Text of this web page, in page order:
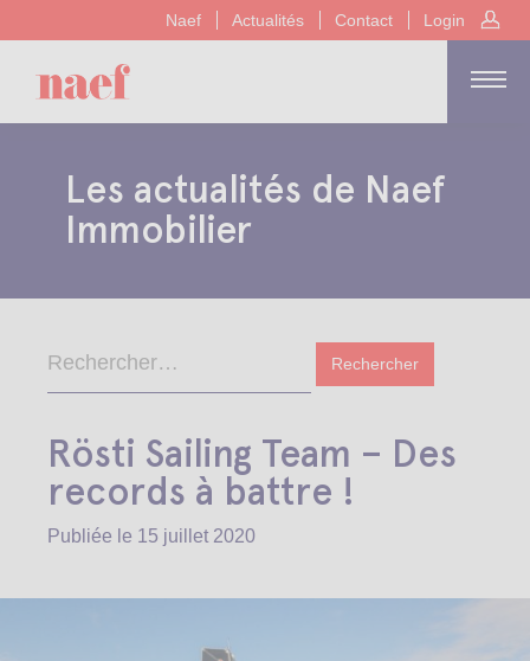
Naef Actualités Contact Login
Les actualités de Naef
Immobilier
Rösti Sailing Team – Des
records à battre !
Publiée le 15 juillet 2020